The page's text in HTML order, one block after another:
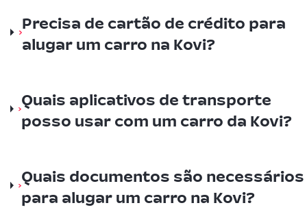
Precisa de cartão de crédito para
alugar um carro na Kovi?
Quais aplicativos de transporte
posso usar com um carro da Kovi?
Quais documentos são necessários
para alugar um carro na Kovi?